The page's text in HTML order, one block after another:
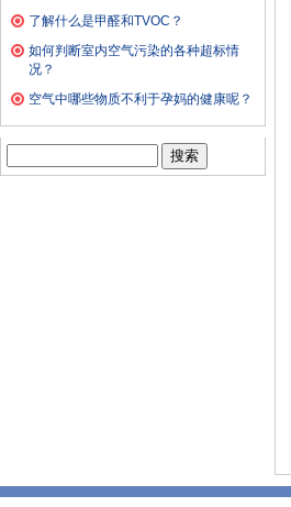
了解什么是甲醛和TVOC？
如何判断室内空气污染的各种超标情
况？
空气中哪些物质不利于孕妈的健康呢？
搜
索：